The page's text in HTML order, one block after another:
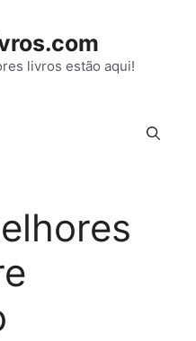
livros estão aqui!